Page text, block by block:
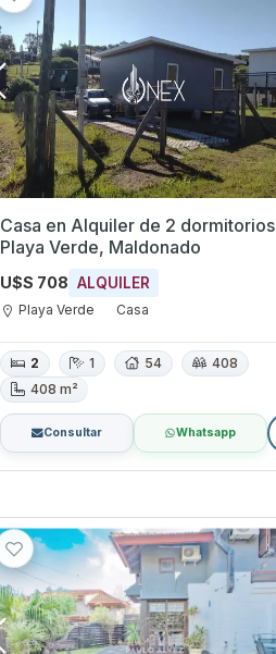
Casa en Alquiler de 2 dormitorios en
Playa Verde, Maldonado
U$S 708 ALQUILER
Playa Verde Casa
2 1 54
408
408 m²
Consultar Whatsapp